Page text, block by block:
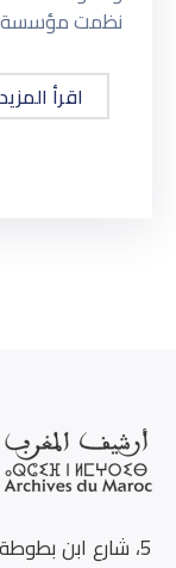
نظمت مؤسسة
اقرأ المزيد
5، شارع ابن بطوطة، أكدال الرباط، ص ب 764